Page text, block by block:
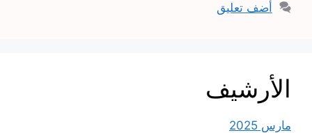
أضف تعليق
الأرشيف
مارس 2025